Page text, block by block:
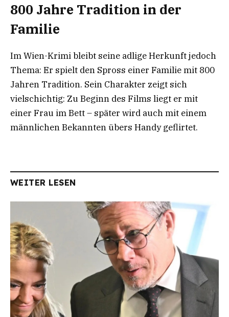
800 Jahre Tradition in der
Familie
Im Wien-Krimi bleibt seine adlige Herkunft jedoch
Thema: Er spielt den Spross einer Familie mit 800
Jahren Tradition. Sein Charakter zeigt sich
vielschichtig: Zu Beginn des Films liegt er mit
einer Frau im Bett – später wird auch mit einem
männlichen Bekannten übers Handy geflirtet.
WEITER LESEN